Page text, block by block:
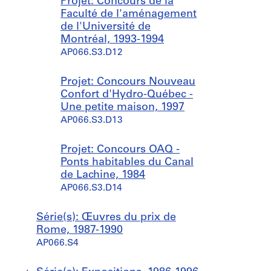
Faculté de l'aménagement
de l'Université de
Montréal, 1993-1994
AP066.S3.D12
Projet: Concours Nouveau
Confort d'Hydro-Québec -
Une petite maison, 1997
AP066.S3.D13
Projet: Concours OAQ -
Ponts habitables du Canal
de Lachine, 1984
AP066.S3.D14
Série(s): Œuvres du prix de
Rome, 1987-1990
AP066.S4